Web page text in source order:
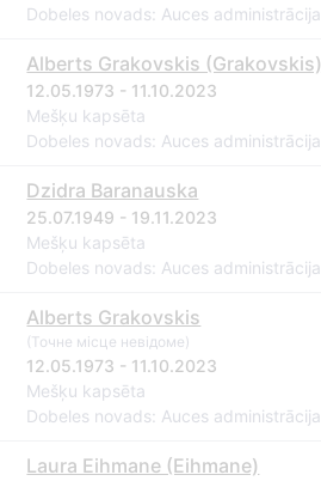
Dobeles novads: Auces administrācija
Alberts Grakovskis (Grakovskis)
12.05.1973 - 11.10.2023
Mešķu kapsēta
Dobeles novads: Auces administrācija
Dzidra Baranauska
25.07.1949 - 19.11.2023
Mešķu kapsēta
Dobeles novads: Auces administrācija
Alberts Grakovskis
(Точне місце невідоме)
12.05.1973 - 11.10.2023
Mešķu kapsēta
Dobeles novads: Auces administrācija
Laura Eihmane (Eihmane)